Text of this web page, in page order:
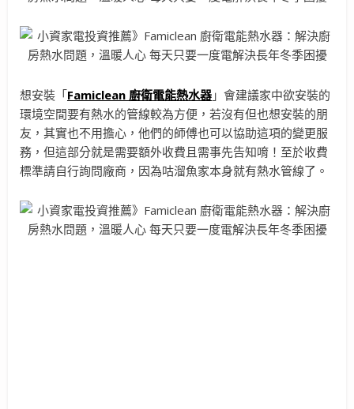
想安裝「Famiclean 廚衛電能熱水器 」會建議家中欲安裝的
環境空間要有熱水的管線較為方便，若沒有但也想安裝的朋
友，其實也不用擔心，他們的師傅也可以協助這項的變更服
務，但這部分就是需要額外收費且需事先告知唷！至於收費
標準請自行詢問廠商，因為咕溜魚家本身就有熱水管線了。